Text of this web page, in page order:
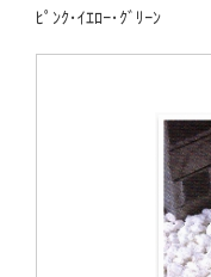
ﾋﾟﾝｸ･ｲｴﾛｰ･ｸﾞﾘｰﾝ